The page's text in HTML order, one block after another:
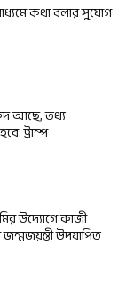
কথা বলার সুযোগ
আছে, তথ্য
ট্রাম্প
উদ্যোগে কাজী
উদযাপিত